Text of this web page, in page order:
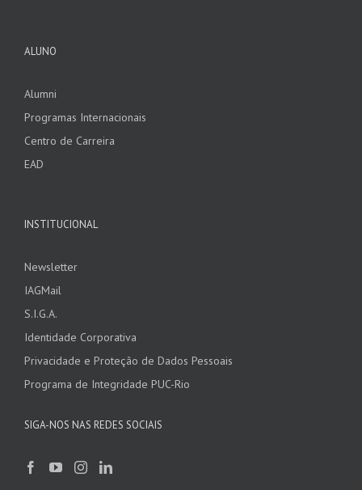
ALUNO
Alumni
Programas Internacionais
Centro de Carreira
EAD
INSTITUCIONAL
Newsletter
IAGMail
S.I.G.A.
Identidade Corporativa
Privacidade e Proteção de Dados Pessoais
Programa de Integridade PUC-Rio
SIGA-NOS NAS REDES SOCIAIS